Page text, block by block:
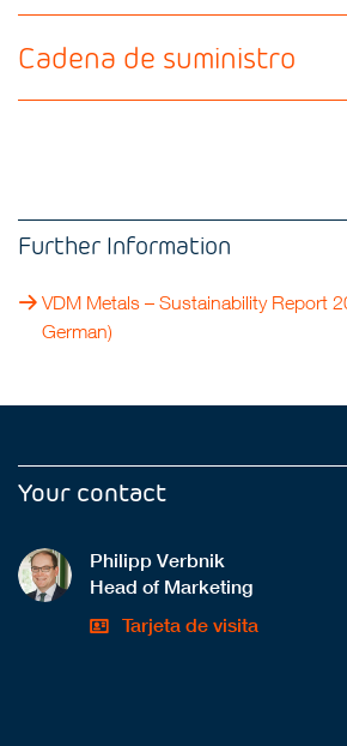
Cadena de suministro
Further Information
VDM Metals – Sustainability Report
German)
Your contact
Philipp Verbnik
Head of Marketing
Tarjeta de visita